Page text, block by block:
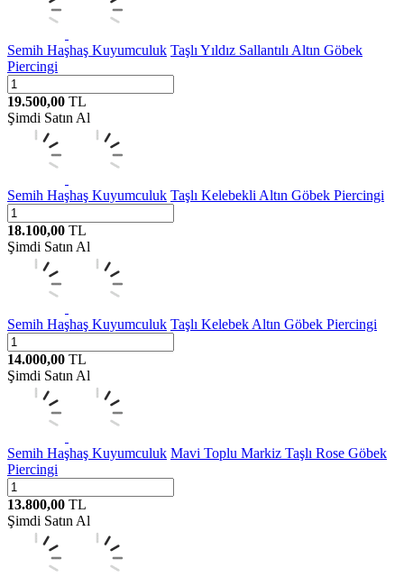
Semih Haşhaş Kuyumculuk Taşlı Yıldız Sallantılı Altın Göbek
Piercingi
19.500,00 TL
Şimdi Satın Al
Semih Haşhaş Kuyumculuk Taşlı Kelebekli Altın Göbek Piercingi
18.100,00 TL
Şimdi Satın Al
Semih Haşhaş Kuyumculuk Taşlı Kelebek Altın Göbek Piercingi
14.000,00 TL
Şimdi Satın Al
Semih Haşhaş Kuyumculuk Mavi Toplu Markiz Taşlı Rose Göbek
Piercingi
13.800,00 TL
Şimdi Satın Al